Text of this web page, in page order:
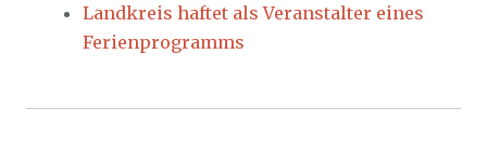
Landkreis haftet als Veranstalter eines
Ferienprogramms